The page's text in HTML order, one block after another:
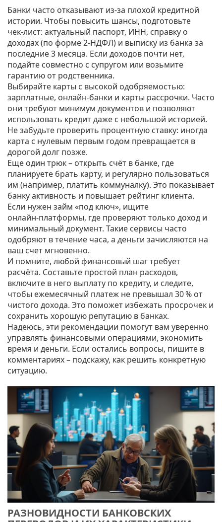
Банки часто отказывают из‑за плохой кредитной
истории. Чтобы повысить шансы, подготовьте
чек‑лист: актуальный паспорт, ИНН, справку о
доходах (по форме 2‑НДФЛ) и выписку из банка за
последние 3 месяца. Если доходов почти нет,
подайте совместно с супругом или возьмите
гарантию от родственника.
Выбирайте карты с высокой одобряемостью:
зарплатные, онлайн‑банки и карты рассрочки. Часто
они требуют минимум документов и позволяют
использовать кредит даже с небольшой историей.
Не забудьте проверить процентную ставку: иногда
карта с нулевым первым годом превращается в
дорогой долг позже.
Еще один трюк – открыть счёт в банке, где
планируете брать карту, и регулярно пользоваться
им (например, платить коммуналку). Это показывает
банку активность и повышает рейтинг клиента.
Если нужен займ «под ключ», ищите
онлайн‑платформы, где проверяют только доход и
минимальный документ. Такие сервисы часто
одобряют в течение часа, а деньги зачисляются на
ваш счет мгновенно.
И помните, любой финансовый шаг требует
расчёта. Составьте простой план расходов,
включите в него выплату по кредиту, и следите,
чтобы ежемесячный платеж не превышал 30 % от
чистого дохода. Это поможет избежать просрочек и
сохранить хорошую репутацию в банках.
Надеюсь, эти рекомендации помогут вам уверенно
управлять финансовыми операциями, экономить
время и деньги. Если остались вопросы, пишите в
комментариях – подскажу, как решить конкретную
ситуацию.
РАЗНОВИДНОСТИ БАНКОВСКИХ